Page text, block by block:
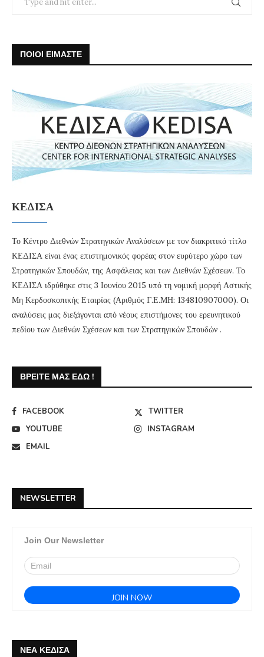
ΠΟΙΟΙ ΕΙΜΑΣΤΕ
ΚΕΔΙΣΑ
Το Κέντρο Διεθνών Στρατηγικών Αναλύσεων με τον διακριτικό τίτλο
ΚΕΔΙΣΑ είναι ένας επιστημονικός φορέας στον ευρύτερο χώρο των
Στρατηγικών Σπουδών, της Ασφάλειας και των Διεθνών Σχέσεων. Το
ΚΕΔΙΣΑ ιδρύθηκε στις 3 Ιουνίου 2015 υπό τη νομική μορφή Αστικής
Μη Κερδοσκοπικής Εταιρίας (Αριθμός Γ.Ε.ΜΗ: 134810907000). Οι
αναλύσεις μας διεξάγονται από νέους επιστήμονες του ερευνητικού
πεδίου των Διεθνών Σχέσεων και των Στρατηγικών Σπουδών .
ΒΡΕΊΤΕ ΜΑΣ ΕΔΏ !
FACEBOOK
TWITTER
YOUTUBE
INSTAGRAM
EMAIL
NEWSLETTER
Join Our Newsletter
ΝΕΑ ΚΕΔΙΣΑ